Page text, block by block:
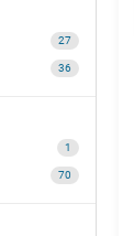
27
36
1
70